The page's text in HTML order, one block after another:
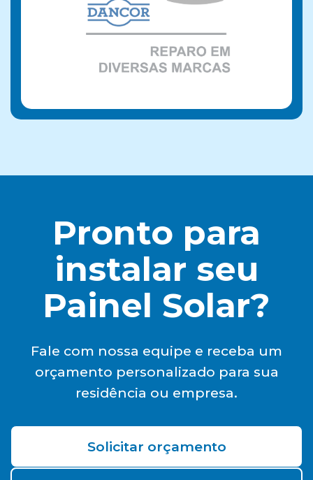
Pronto para
instalar seu
Painel Solar?
Fale com nossa equipe e receba um
orçamento personalizado para sua
residência ou empresa.
Solicitar orçamento